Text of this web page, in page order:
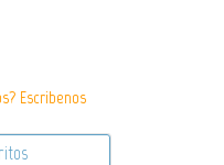
Escribenos